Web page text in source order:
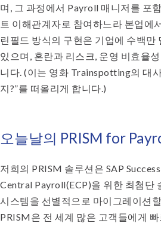
며, 그 과정에서 Payroll 매니저를 포
트 이해관계자로 참여하느라 본업에
린필드 방식의 구현은 기업에 수백만
있으며, 혼란과 리스크, 운영 비효율
니다. (이는 영화 Trainspotting의 대
지?”를 떠올리게 합니다.)
오늘날의 PRISM for
저희의 PRISM 솔루션은 SAP
Central Payroll(ECP)을 위한 최첨단
시스템을 선별적으로 마이그레이션
PRISM은 전 세계 많은 고객들에게